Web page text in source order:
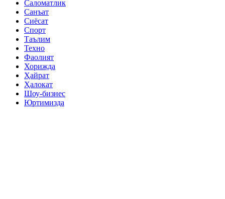
Саломатлик
Санъат
Сиёсат
Спорт
Таълим
Техно
Фаолият
Хорижда
Ҳайрат
Ҳалокат
Шоу-бизнес
Юртимизда